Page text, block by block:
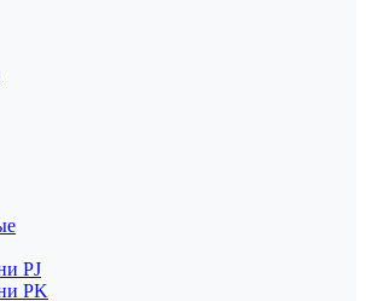
PJ
PK